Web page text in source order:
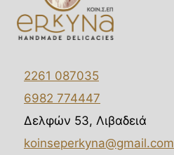
2261 087035
6982 774447
Δελφών 53, Λιβαδειά
koinseperkyna@gmail.com